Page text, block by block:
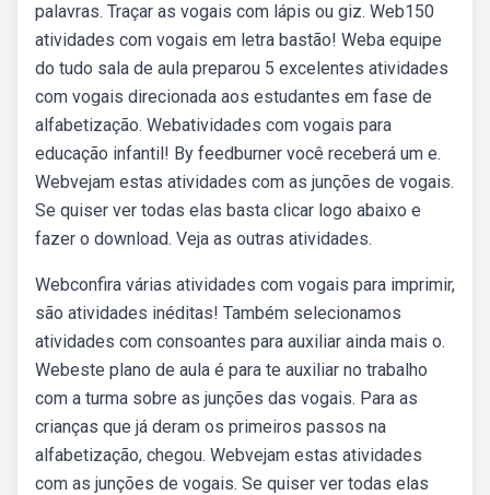
palavras. Traçar as vogais com lápis ou giz. Web150
atividades com vogais em letra bastão! Weba equipe
do tudo sala de aula preparou 5 excelentes atividades
com vogais direcionada aos estudantes em fase de
alfabetização. Webatividades com vogais para
educação infantil! By feedburner você receberá um e.
Webvejam estas atividades com as junções de vogais.
Se quiser ver todas elas basta clicar logo abaixo e
fazer o download. Veja as outras atividades.
Webconfira várias atividades com vogais para imprimir,
são atividades inéditas! Também selecionamos
atividades com consoantes para auxiliar ainda mais o.
Webeste plano de aula é para te auxiliar no trabalho
com a turma sobre as junções das vogais. Para as
crianças que já deram os primeiros passos na
alfabetização, chegou. Webvejam estas atividades
com as junções de vogais. Se quiser ver todas elas